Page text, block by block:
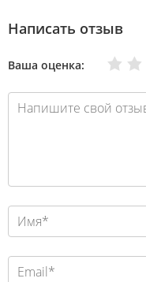
Написать отзыв
Ваша оценка:Нормально
Плохо
Очень плохо